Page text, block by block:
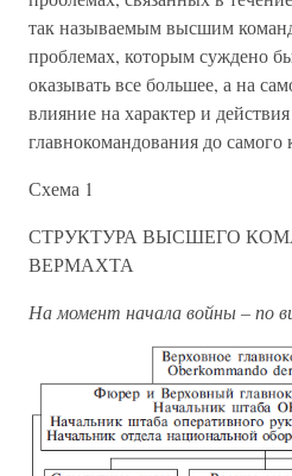
так называемым высшим
проблемах, которым суждено
оказывать все большее, а на
влияние на характер и
главнокомандования до
Схема 1
СТРУКТУРА ВЫСШЕГО
ВЕРМАХТА
На момент начала войны – по